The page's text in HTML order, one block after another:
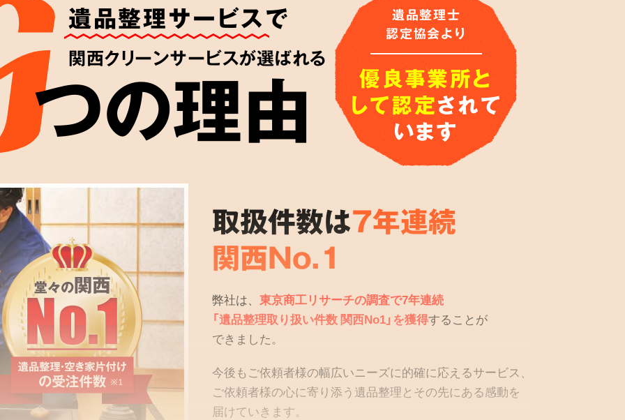
遺品整理サービスで
関西クリーンサービスが選ばれる
つの理由
遺品整理士
認定協会より
優良事業所と
して認定されて
います
取扱件数は7年連続
関西No.1
弊社は、 東京商工リサーチの調査で7年連続
「遺品整理取り扱い件数 関西No1」を獲得することが
できました。
今後もご依頼者様の幅広いニーズに的確に応えるサービス、
ご依頼者様の心に寄り添う遺品整理とその先にある感動を
届けていきます。